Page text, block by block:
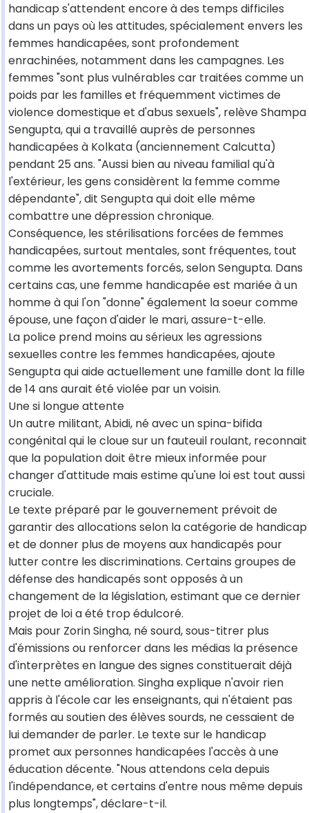
handicap s'attendent encore à des temps difficiles
dans un pays où les attitudes, spécialement envers les
femmes handicapées, sont profondement
enrachinées, notamment dans les campagnes. Les
femmes "sont plus vulnérables car traitées comme un
poids par les familles et fréquemment victimes de
violence domestique et d'abus sexuels", relève Shampa
Sengupta, qui a travaillé auprès de personnes
handicapées à Kolkata (anciennement Calcutta)
pendant 25 ans. "Aussi bien au niveau familial qu'à
l'extérieur, les gens considèrent la femme comme
dépendante", dit Sengupta qui doit elle même
combattre une dépression chronique.
Conséquence, les stérilisations forcées de femmes
handicapées, surtout mentales, sont fréquentes, tout
comme les avortements forcés, selon Sengupta. Dans
certains cas, une femme handicapée est mariée à un
homme à qui l'on "donne" également la soeur comme
épouse, une façon d'aider le mari, assure-t-elle.
La police prend moins au sérieux les agressions
sexuelles contre les femmes handicapées, ajoute
Sengupta qui aide actuellement une famille dont la fille
de 14 ans aurait été violée par un voisin.
Une si longue attente
Un autre militant, Abidi, né avec un spina-bifida
congénital qui le cloue sur un fauteuil roulant, reconnait
que la population doit être mieux informée pour
changer d'attitude mais estime qu'une loi est tout aussi
cruciale.
Le texte préparé par le gouvernement prévoit de
garantir des allocations selon la catégorie de handicap
et de donner plus de moyens aux handicapés pour
lutter contre les discriminations. Certains groupes de
défense des handicapés sont opposés à un
changement de la législation, estimant que ce dernier
projet de loi a été trop édulcoré.
Mais pour Zorin Singha, né sourd, sous-titrer plus
d'émissions ou renforcer dans les médias la présence
d'interprètes en langue des signes constituerait déjà
une nette amélioration. Singha explique n'avoir rien
appris à l'école car les enseignants, qui n'étaient pas
formés au soutien des élèves sourds, ne cessaient de
lui demander de parler. Le texte sur le handicap
promet aux personnes handicapées l'accès à une
éducation décente. "Nous attendons cela depuis
l'indépendance, et certains d'entre nous même depuis
plus longtemps", déclare-t-il.